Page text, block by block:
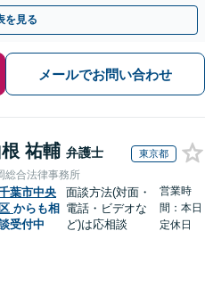
を見る
メールでお問い合わせ
祐輔 弁護士 東京都
総合法律事務所
葉市中央
区 からも相
受付中
面談方法(対面・
電話・ビデオな
ど)は応相談
営業時
間：本日
定休日